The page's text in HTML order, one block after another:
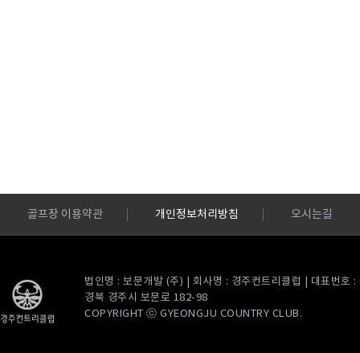
골프장 이용약관 개인정보처리방침 오시는길
법인명 : 보문개발 (주) | 회사명 : 경주컨트리클럽 | 대표번
경북 경주시 보문로 182-98
COPYRIGHT ⓒ GYEONGJU COUNTRY CLUB.